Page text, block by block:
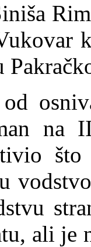
od
na
ali je